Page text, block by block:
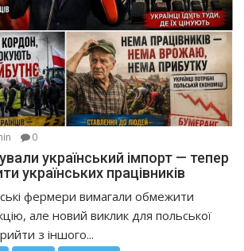
0
український імпорт — тепер
українських працівників
фермери вимагали обмежити
але новий виклик для польської
з іншого...